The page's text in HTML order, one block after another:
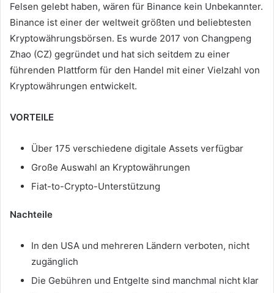
Felsen gelebt haben, wären für Binance kein Unbekannter.
Binance ist einer der weltweit größten und beliebtesten
Kryptowährungsbörsen. Es wurde 2017 von Changpeng
Zhao (CZ) gegründet und hat sich seitdem zu einer
führenden Plattform für den Handel mit einer Vielzahl von
Kryptowährungen entwickelt.
VORTEILE
Über 175 verschiedene digitale Assets verfügbar
Große Auswahl an Kryptowährungen
Fiat-to-Crypto-Unterstützung
Nachteile
In den USA und mehreren Ländern verboten, nicht
zugänglich
Die Gebühren und Entgelte sind manchmal nicht klar